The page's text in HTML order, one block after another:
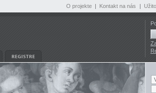
O projekte | Kontakt na nás |